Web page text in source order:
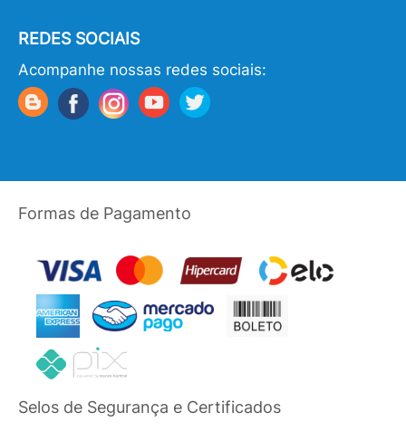
REDES SOCIAIS
Acompanhe nossas redes sociais:
Formas de Pagamento
Selos de Segurança e Certificados